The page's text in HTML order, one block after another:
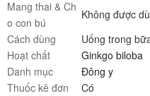
Mang thai & Ch
o con bú
Không được
Cách dùng
Uống trong
Hoạt chất
Ginkgo biloba
Danh mục
Đông y
Thuốc kê đơn
Có